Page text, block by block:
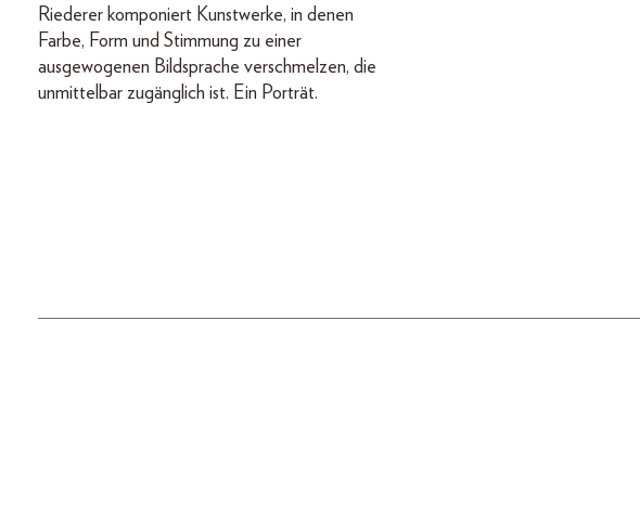
Riederer komponiert Kunstwerke, in denen
Farbe, Form und Stimmung zu einer
ausgewogenen Bildsprache verschmelzen, die
unmittelbar zugänglich ist. Ein Porträt.